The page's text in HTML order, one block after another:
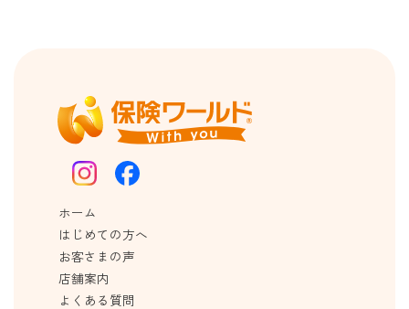
ホーム
はじめての方へ
お客さまの声
店舗案内
よくある質問